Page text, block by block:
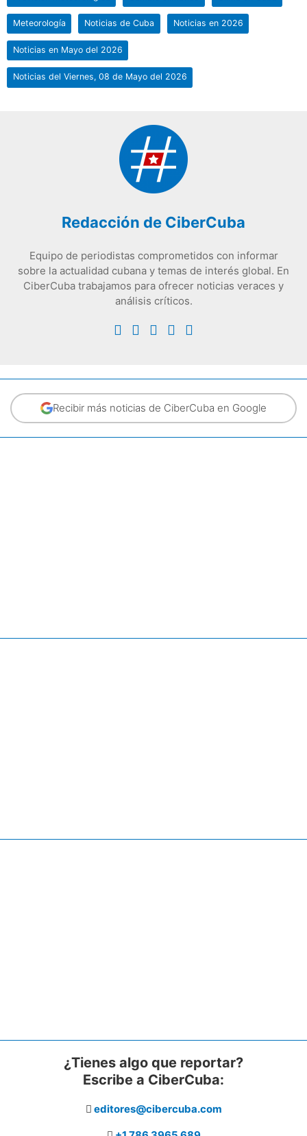
Meteorología Noticias de Cuba Noticias en 2026
Noticias en Mayo del 2026
Noticias del Viernes, 08 de Mayo del 2026
Redacción de CiberCuba
Equipo de periodistas comprometidos con informar
sobre la actualidad cubana y temas de interés global. En
CiberCuba trabajamos para ofrecer noticias veraces y
análisis críticos.
Recibir más noticias de CiberCuba en Google
¿Tienes algo que reportar?
Escribe a CiberCuba:
editores@cibercuba.com